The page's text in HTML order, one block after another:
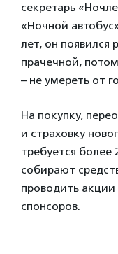
секретарь
«Ночной
лет, он появился
прачечной,
– не умереть от
На покупку,
и страховку
требуется более
собирают
проводить
спонсоров.